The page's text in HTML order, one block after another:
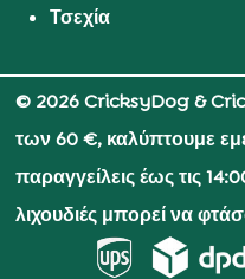
Τσεχία
© 2026 CricksyDog &
των 60 €, καλύπτουμε
παραγγείλεις έως τις
λιχουδιές μπορεί να